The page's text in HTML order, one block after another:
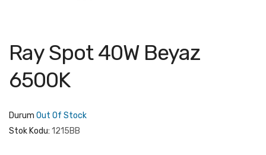
Ray Spot 40W Beyaz
6500K
Durum Out Of Stock
Stok Kodu: 1215BB